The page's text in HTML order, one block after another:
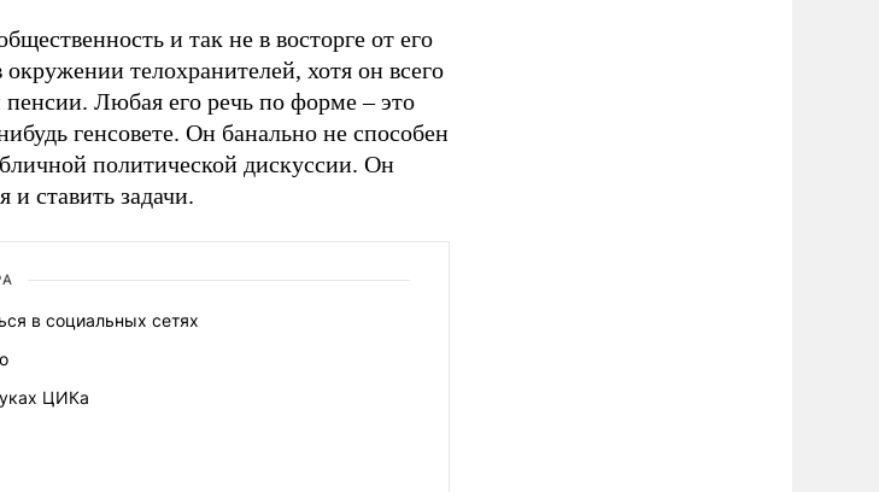
и так не в восторге от его
телохранителей, хотя он всего
Любая его речь по форме – это
генсовете. Он банально не способен
политической дискуссии. Он
и ставить задачи.
в социальных сетях
ЦИКа